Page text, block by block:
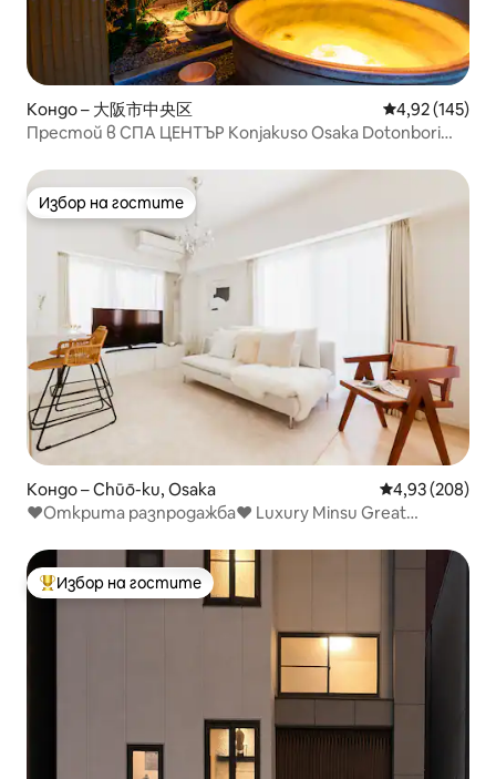
Кондо – 大阪市中央区 Средна
4,92 (145)
Престой в СПА ЦЕНТЪР Konjakuso Osaka Dotonbori
Избор на гостите
Избор на гостите
Кондо – Chūō-ku, Osaka Средна
4,93 (208)
❤️Открита разпродажба❤️ Luxury Minsu Great
Market Namba 3Rooms 10pax
Най-популярен избор на гостите
Избор на гостите